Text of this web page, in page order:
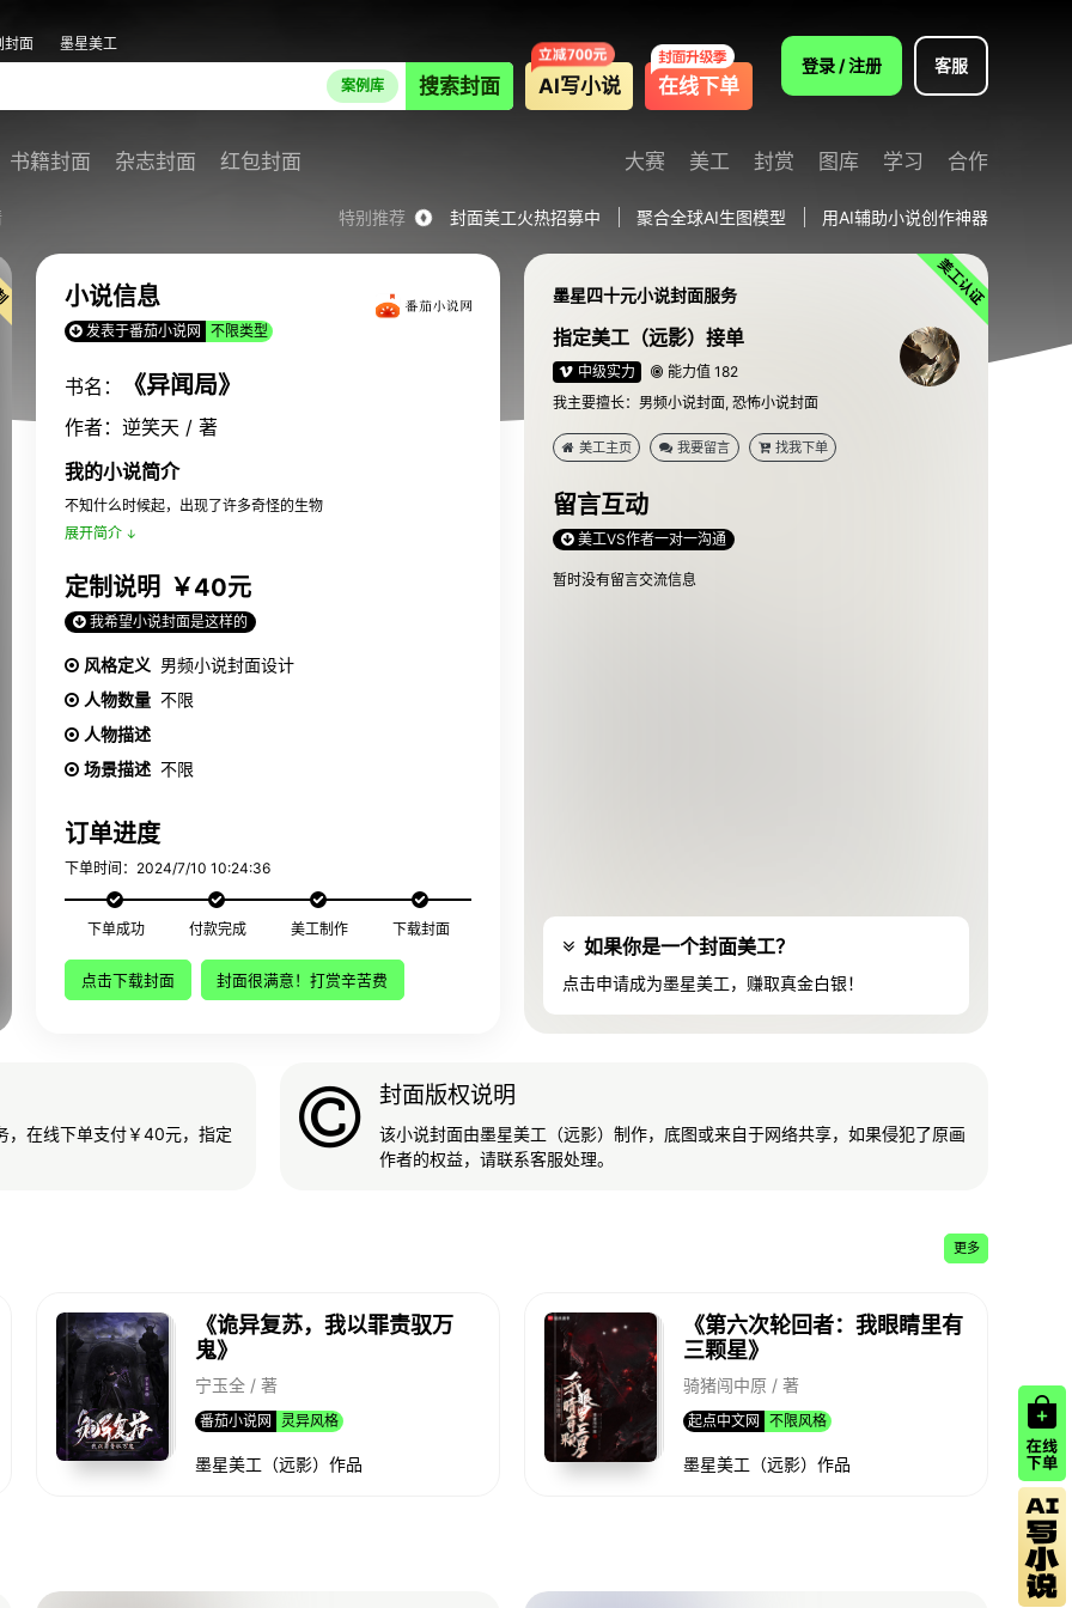
封面 墨星美工
案例库 搜索封面 AI写小说 在线下单
登录 / 注册 客服
书籍封面 杂志封面 红包封面 大赛 美工 封赏 图库 学习 合作
特别推荐 封面美工火热招募中 聚合全球AI生图模型 用AI辅助小说创作神器
小说信息
发表于番茄小说网 不限类型
书名： 《异闻局》
作者：逆笑天 / 著
我的小说简介
不知什么时候起，出现了许多奇怪的生物
展开简介
定制说明 ￥40元
我希望小说封面是这样的
风格定义 男频小说封面设计
人物数量 不限
人物描述
场景描述 不限
订单进度
下单时间：2024/7/10 10:24:36
下单成功 付款完成 美工制作 下载封面
点击下载封面 封面很满意！打赏辛苦费
墨星四十元小说封面服务
指定美工（远影）接单
中级实力
能力值 182
我主要擅长：男频小说封面, 恐怖小说封面
美工主页 我要留言 找我下单
留言互动
美工VS作者一对一沟通
暂时没有留言交流信息
如果你是一个封面美工？
点击申请成为墨星美工，赚取真金白银！
，在线下单支付￥40元，指定
封面版权说明
该小说封面由墨星美工（远影）制作，底图或来自于网络共享，如果侵犯了原画
作者的权益，请联系客服处理。
更多
《诡异复苏，我以罪责驭万
鬼》
宁玉全 / 著
番茄小说网 灵异风格
墨星美工（远影）作品
《第六次轮回者：我眼睛里有
三颗星》
骑猪闯中原 / 著
起点中文网 不限风格
墨星美工（远影）作品